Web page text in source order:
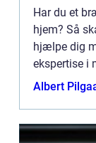
Har du et
hjem? Så
hjælpe dig
ekspertise i
Albert